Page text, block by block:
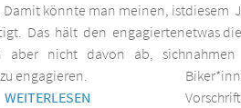
könnte man meinen, ist
Das hält den engagierten
aber nicht davon ab, sich
engagieren.
WEITERLESEN
diesem
etwas